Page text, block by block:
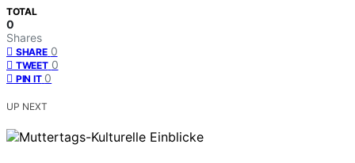
TOTAL
0
Shares
SHARE 0
TWEET 0
PIN IT 0
UP NEXT